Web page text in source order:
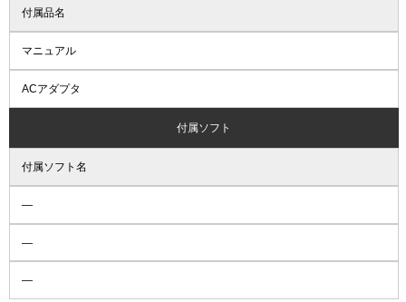
付属品名
マニュアル
ACアダプタ
付属ソフト
付属ソフト名
―
―
―